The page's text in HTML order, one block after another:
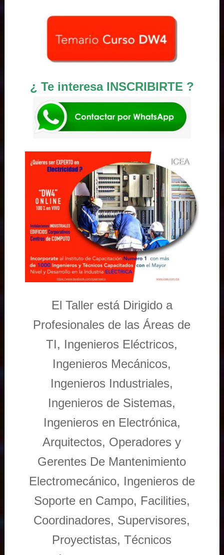
¿ Te interesa INSCRIBIRTE ?
El Taller está Dirigido a
Profesionales de las Áreas de
TI, Ingenieros Eléctricos,
Ingenieros Mecánicos,
Ingenieros Industriales,
Ingenieros de Sistemas,
Ingenieros en Electrónica,
Arquitectos, Operadores y
Gerentes De Mantenimiento
Electromecánico, Ingenieros de
Soporte en Campo, Facilities,
Coordinadores, Supervisores,
Proyectistas, Técnicos